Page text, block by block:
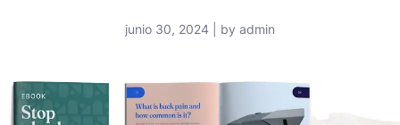
junio 30, 2024 | by admin